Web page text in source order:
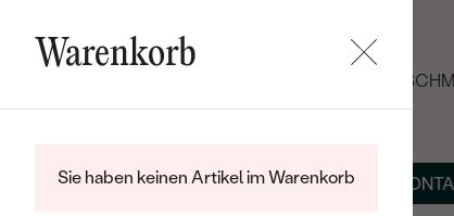
SOMMER-BLACK-FRIDAY: -25 % AUF
ÜBER UNS MAGAZINSCHMUCK NACH MASS
Warenkorb
Sie haben keinen Artikel im Warenkorb